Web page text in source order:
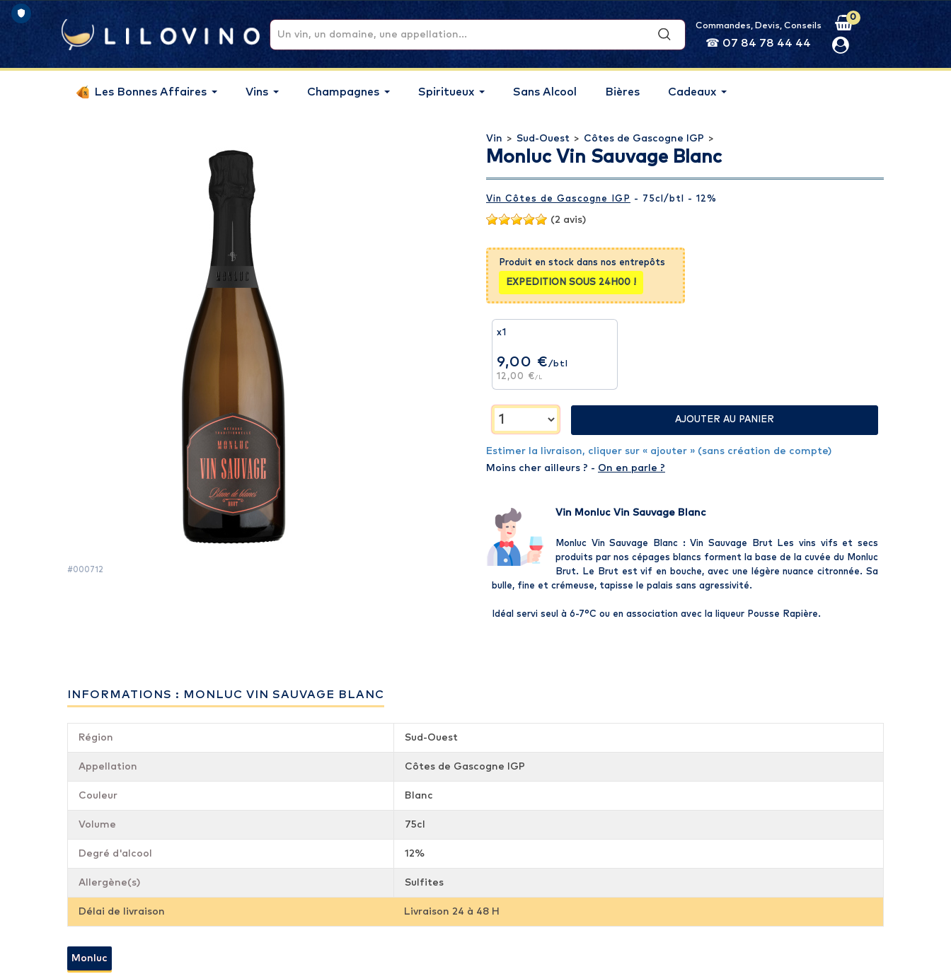
Commandes, Devis, Conseils
☎ 07 84 78 44 44
0
Les Bonnes Affaires Vins Champagnes Spiritueux Sans Alcool Bières Cadeaux
#000712
Vin > Sud-Ouest > Côtes de Gascogne IGP >
Monluc Vin Sauvage Blanc
Vin Côtes de Gascogne IGP - 75cl /btl - 12%
(2 avis)
Produit en stock dans nos entrepôts
EXPEDITION SOUS 24H00 !
x1
9,00 € /btl
12,00 € /L
AJOUTER AU PANIER
Estimer la livraison, cliquer sur « ajouter » (sans création de compte)
Moins cher ailleurs ? - On en parle ?
Vin Monluc Vin Sauvage Blanc
Monluc Vin Sauvage Blanc : Vin Sauvage Brut Les vins vifs et secs
produits par nos cépages blancs forment la base de la cuvée du Monluc
Brut. Le Brut est vif en bouche, avec une légère nuance citronnée. Sa
bulle, fine et crémeuse, tapisse le palais sans agressivité.
Idéal servi seul à 6-7°C ou en association avec la liqueur Pousse Rapière.
INFORMATIONS : MONLUC VIN SAUVAGE BLANC
Région Sud-Ouest
Appellation Côtes de Gascogne IGP
Couleur Blanc
Volume 75cl
Degré d'alcool 12%
Allergène(s) Sulfites
Délai de livraison Livraison 24 à 48 H
Monluc